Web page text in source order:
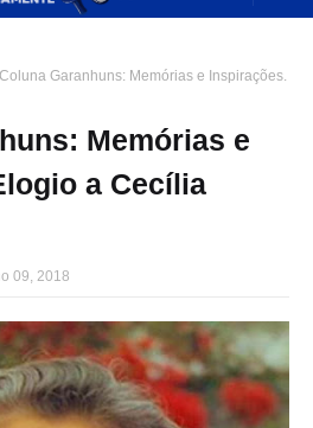
Coluna Garanhuns: Memórias e Inspirações.
Memórias e
a Cecília
09, 2018